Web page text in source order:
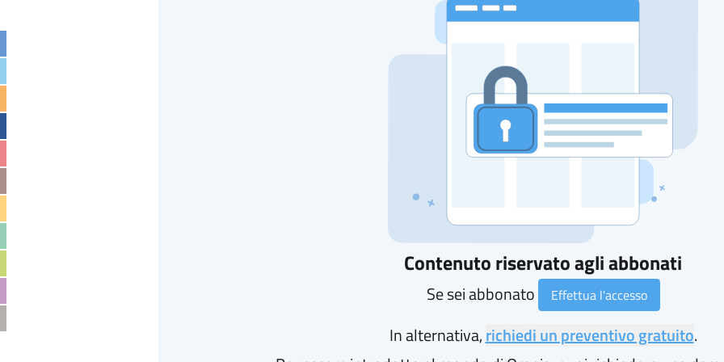
Contenuto riservato agli abbonati
Se sei abbonato Effettua l'accesso
In alternativa,richiedi un preventivo gratuito.